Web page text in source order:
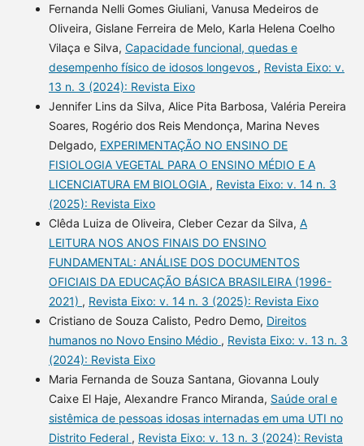
Fernanda Nelli Gomes Giuliani, Vanusa Medeiros de
Oliveira, Gislane Ferreira de Melo, Karla Helena Coelho
Vilaça e Silva, Capacidade funcional, quedas e
desempenho físico de idosos longevos , Revista Eixo: v.
13 n. 3 (2024): Revista Eixo
Jennifer Lins da Silva, Alice Pita Barbosa, Valéria Pereira
Soares, Rogério dos Reis Mendonça, Marina Neves
Delgado, EXPERIMENTAÇÃO NO ENSINO DE
FISIOLOGIA VEGETAL PARA O ENSINO MÉDIO E A
LICENCIATURA EM BIOLOGIA , Revista Eixo: v. 14 n. 3
(2025): Revista Eixo
Clêda Luiza de Oliveira, Cleber Cezar da Silva, A
LEITURA NOS ANOS FINAIS DO ENSINO
FUNDAMENTAL: ANÁLISE DOS DOCUMENTOS
OFICIAIS DA EDUCAÇÃO BÁSICA BRASILEIRA (1996-
2021) , Revista Eixo: v. 14 n. 3 (2025): Revista Eixo
Cristiano de Souza Calisto, Pedro Demo, Direitos
humanos no Novo Ensino Médio , Revista Eixo: v. 13 n. 3
(2024): Revista Eixo
Maria Fernanda de Souza Santana, Giovanna Louly
Caixe El Haje, Alexandre Franco Miranda, Saúde oral e
sistêmica de pessoas idosas internadas em uma UTI no
Distrito Federal , Revista Eixo: v. 13 n. 3 (2024): Revista